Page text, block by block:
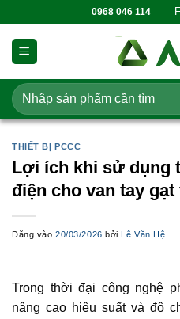
dung
0968 046 114
Tìm
kiếm:
THIẾT BỊ PCCC
Lợi ích khi sử dụng
điện cho van tay
Đăng vào20/03/2026 bởiLê Văn Hệ
Trong thời đại công nghệ
nâng cao hiệu suất và độ